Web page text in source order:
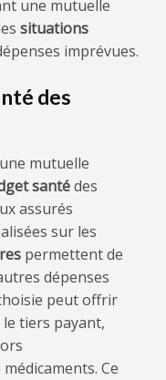
une mutuelle
situations
imprévues.
des
mutuelle
santédes
assurés
sur les
permettent de
dépenses
peut offrir
tiers payant,
Ce